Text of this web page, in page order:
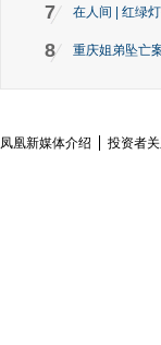
7 在人间 | 红绿
8 重庆姐弟坠亡
凤凰新媒体介绍 投资者